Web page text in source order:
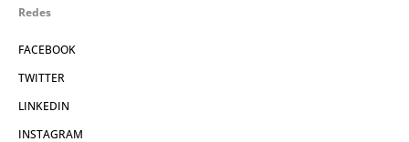
Redes
FACEBOOK
TWITTER
LINKEDIN
INSTAGRAM